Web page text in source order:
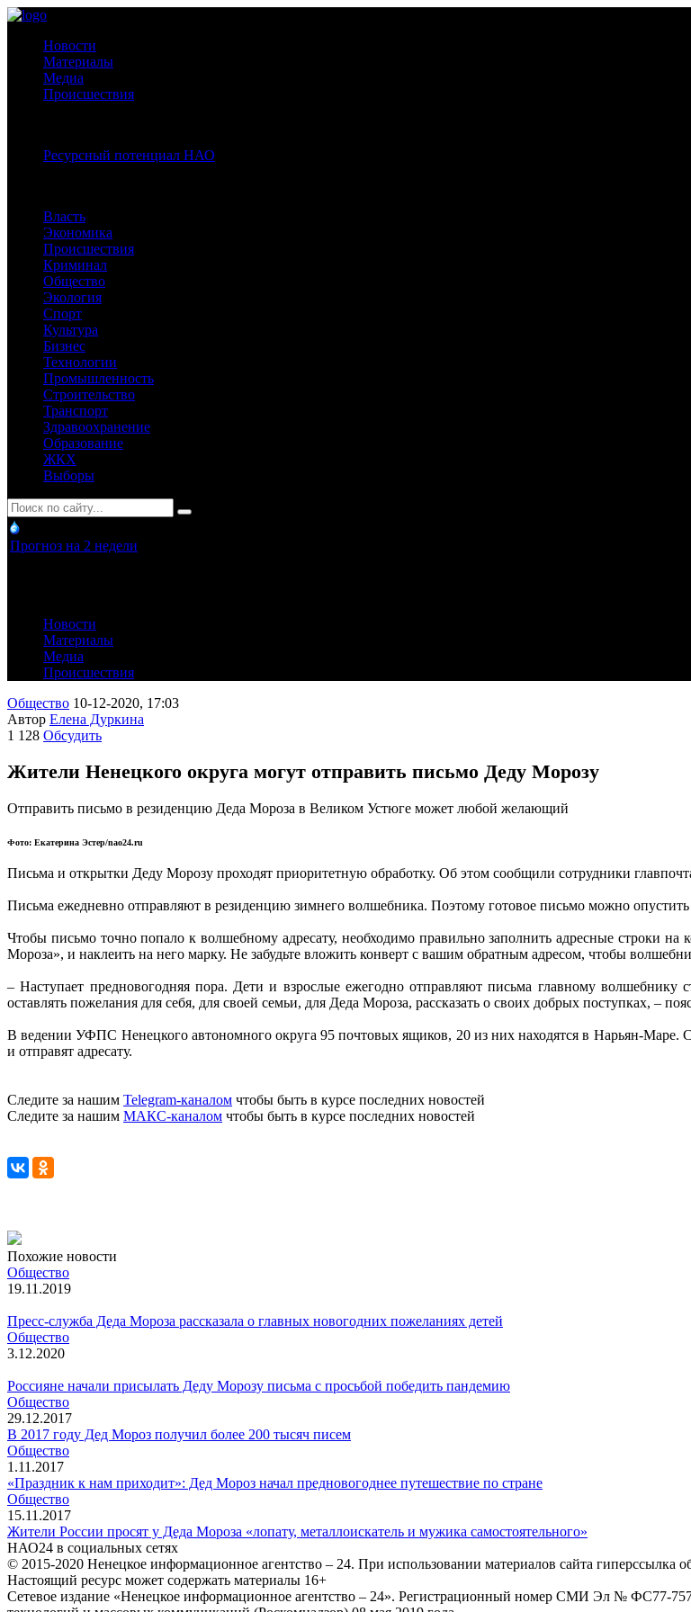
Новости
Материалы
Медиа
Происшествия
Ресурсный потенциал НАО
Власть
Экономика
Происшествия
Криминал
Общество
Экология
Спорт
Культура
Бизнес
Технологии
Промышленность
Строительство
Транспорт
Здравоохранение
Образование
ЖКХ
Выборы
Прогноз на 2 недели
Новости
Материалы
Медиа
Происшествия
Общество 10-12-2020, 17:03
Автор Елена Дуркина
1 128 Обсудить
Жители Ненецкого округа могут отправить письмо Деду Морозу
Отправить письмо в резиденцию Деда Мороза в Великом Устюге может любой желающий
Фото: Екатерина Эстер/nao24.ru
Письма и открытки Деду Морозу проходят приоритетную обработку. Об этом сообщили сотрудники
Письма ежедневно отправляют в резиденцию зимнего волшебника. Поэтому готовое письмо можно
Чтобы письмо точно попало к волшебному адресату, необходимо правильно заполнить адресные строки
Мороза», и наклеить на него марку. Не забудьте вложить конверт с вашим обратным адресом, чтобы
– Наступает предновогодняя пора. Дети и взрослые ежегодно отправляют письма главному
оставлять пожелания для себя, для своей семьи, для Деда Мороза, рассказать о своих добрых поступках, –
Введении УФПС Ненецкого автономного округа 95 почтовых ящиков, 20 из них находятся в Нарьян-
и отправят адресату.
Следите за нашим Telegram-каналом чтобы быть в курсе последних новостей
Следите за нашим МАКС-каналом чтобы быть в курсе последних новостей
Похожие новости
Общество
19.11.2019
Пресс-служба Деда Мороза рассказала о главных новогодних пожеланиях детей
Общество
3.12.2020
Россияне начали присылать Деду Морозу письма с просьбой победить пандемию
Общество
29.12.2017
В 2017 году Дед Мороз получил более 200 тысяч писем
Общество
1.11.2017
«Праздник к нам приходит»: Дед Мороз начал предновогоднее путешествие по стране
Общество
15.11.2017
Жители России просят у Деда Мороза «лопату, металлоискатель и мужика самостоятельного»
НАО24 в социальных сетях
© 2015-2020 Ненецкое информационное агентство – 24. При использовании материалов сайта гиперссылка
Настоящий ресурс может содержать материалы 16+
Сетевое издание «Ненецкое информационное агентство – 24». Регистрационный номер СМИ Эл № ФС77-